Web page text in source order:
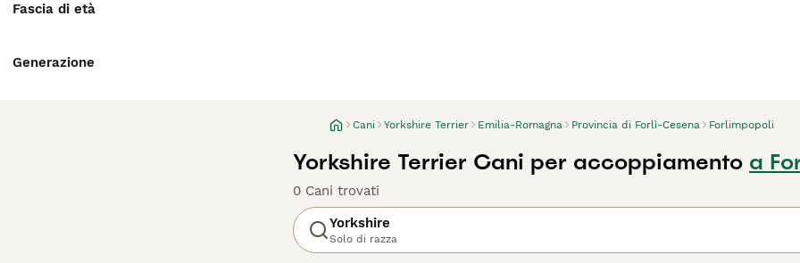
Fascia di età
Generazione
Cani Yorkshire Terrier Emilia-Romagna Provincia di Forlì-Cesena Forlimpopoli
Yorkshire Terrier Cani per accoppiamento a
0 Cani trovati
Yorkshire
Solo di razza